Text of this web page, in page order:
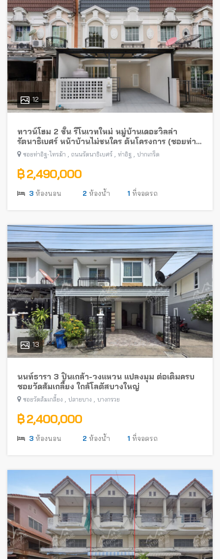
12
ทาวน์โฮม 2 ชั้น รีโนเวทใหม่ หมู่บ้านเดอะวิลล่า
รัตนาธิเบศร์ หน้าบ้านไม่ชนใคร ต้นโครงการ (ซอยท่า
อิฐ-ไทรม้า) พร้อมอยู่ ใกล้รถไฟฟ้าสายสีม่วง
ซอยท่าอิฐ-ไทรม้า , ถนนรัตนาธิเบศร์ , ท่าอิฐ , ปากเกร็ด
฿ 2,490,000
3 ห้องนอน 2 ห้องน้ำ 1 ที่จอดรถ
13
นนท์ธารา 3 ปิ่นเกล้า-วงแหวน แปลงมุม ต่อเติมครบ
ซอยวัดส้มเกลี้ยง ใกล้โลตัสบางใหญ่
ซอยวัดส้มเกลี้ยง ปลายบาง บางกรวย
฿ 2,400,000
3 ห้องนอน 2 ห้องน้ำ 1 ที่จอดรถ